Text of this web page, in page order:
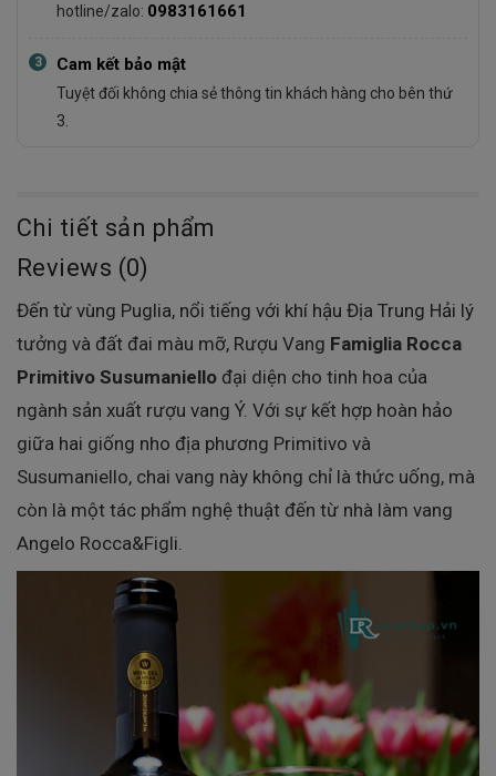
hotline/zalo: 0983161661
3 Cam kết bảo mật
Tuyệt đối không chia sẻ thông tin khách hàng cho bên thứ
3.
Chi tiết sản phẩm
Reviews (0)
Đến từ vùng Puglia, nổi tiếng với khí hậu Địa Trung Hải lý
tưởng và đất đai màu mỡ, Rượu Vang Famiglia Rocca
Primitivo Susumaniello đại diện cho tinh hoa của
ngành sản xuất rượu vang Ý. Với sự kết hợp hoàn hảo
giữa hai giống nho địa phương Primitivo và
Susumaniello, chai vang này không chỉ là thức uống, mà
còn là một tác phẩm nghệ thuật đến từ nhà làm vang
Angelo Rocca&Figli.